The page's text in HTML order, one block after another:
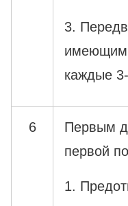
3.
каждые
6
Первым
первой
1.